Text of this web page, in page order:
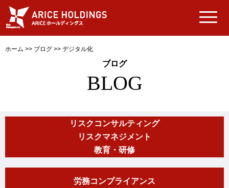
ホーム >> ブログ >> デジタル化
ブログ
BLOG
リスクコンサルティング
リスクマネジメント
教育・研修
労務コンプライアンス